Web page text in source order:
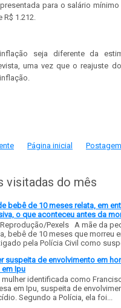
para o salário
R$ 1.212.
seja diferente da
uma vez que o reajuste
Página inicial
visitadas do mês
bebê de 10 meses relata, em
o que aconteceu antes da
Pexels A mãe da
bebê de 10 meses que morreu
pela Polícia Civil como
suspeita de envolvimento em
Ipu
mulher identificada como
em Ipu, suspeita de
Segundo a Polícia, ela foi...